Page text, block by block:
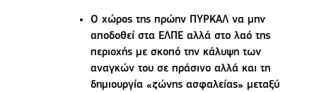
Ο χώρος της πρώην ΠΥΡΚΑΛ να μην
αποδοθεί στα ΕΛΠΕ αλλά στο λαό της
περιοχής με σκοπό την κάλυψη των
αναγκών του σε πράσινο αλλά και τη
δημιουργία «ζώνης ασφαλείας» μεταξύ